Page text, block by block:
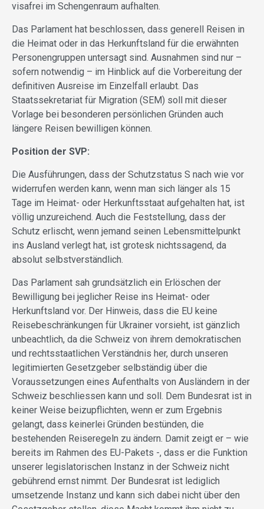
visafrei im Schengenraum aufhalten.
Das Parlament hat beschlossen, dass generell Reisen in
die Heimat oder in das Herkunftsland für die erwähnten
Personengruppen untersagt sind. Ausnahmen sind nur –
sofern notwendig – im Hinblick auf die Vorbereitung der
definitiven Ausreise im Einzelfall erlaubt. Das
Staatssekretariat für Migration (SEM) soll mit dieser
Vorlage bei besonderen persönlichen Gründen auch
längere Reisen bewilligen können.
Position der SVP:
Die Ausführungen, dass der Schutzstatus S nach wie vor
widerrufen werden kann, wenn man sich länger als 15
Tage im Heimat- oder Herkunftsstaat aufgehalten hat, ist
völlig unzureichend. Auch die Feststellung, dass der
Schutz erlischt, wenn jemand seinen Lebensmittelpunkt
ins Ausland verlegt hat, ist grotesk nichtssagend, da
absolut selbstverständlich.
Das Parlament sah grundsätzlich ein Erlöschen der
Bewilligung bei jeglicher Reise ins Heimat- oder
Herkunftsland vor. Der Hinweis, dass die EU keine
Reisebeschränkungen für Ukrainer vorsieht, ist gänzlich
unbeachtlich, da die Schweiz von ihrem demokratischen
und rechtsstaatlichen Verständnis her, durch unseren
legitimierten Gesetzgeber selbständig über die
Voraussetzungen eines Aufenthalts von Ausländern in der
Schweiz beschliessen kann und soll. Dem Bundesrat ist in
keiner Weise beizupflichten, wenn er zum Ergebnis
gelangt, dass keinerlei Gründen bestünden, die
bestehenden Reiseregeln zu ändern. Damit zeigt er – wie
bereits im Rahmen des EU-Pakets -, dass er die Funktion
unserer legislatorischen Instanz in der Schweiz nicht
gebührend ernst nimmt. Der Bundesrat ist lediglich
umsetzende Instanz und kann sich dabei nicht über den